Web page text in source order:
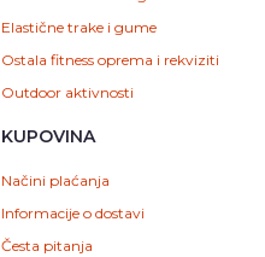
Elastične trake i gume
Ostala fitness oprema i rekviziti
Outdoor aktivnosti
KUPOVINA
Načini plaćanja
Informacije o dostavi
Česta pitanja